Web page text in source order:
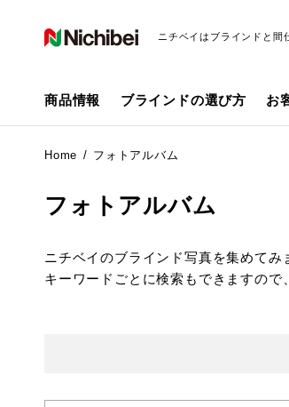
ニチベイはブラインドと間
商品情報 ブラインドの選び方 お
Home フォトアルバム
フォトアルバム
ニチベイのブラインド写真を集めてみ
キーワードごとに検索もできますので